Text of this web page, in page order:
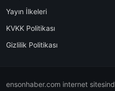
Yayın İlkeleri
KVKK Politikası
Gizlilik Politikası
ensonhaber.com internet